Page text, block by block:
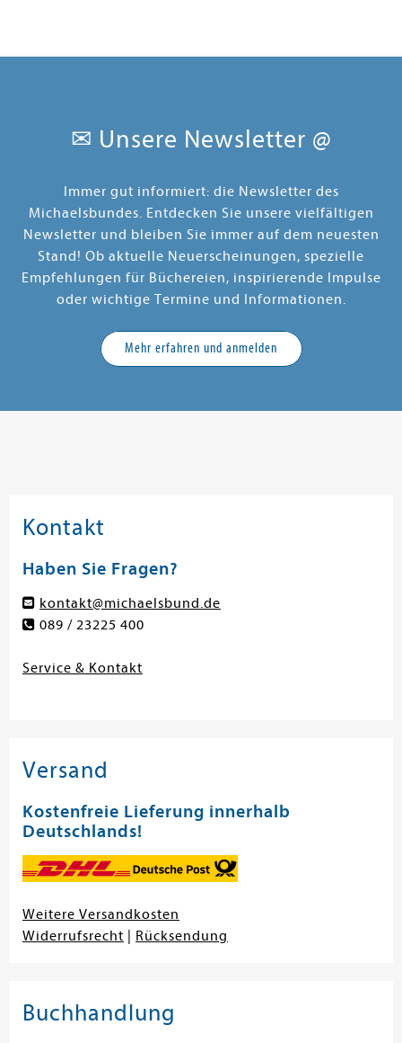
✉ Unsere Newsletter @
Immer gut informiert: die Newsletter des
Michaelsbundes. Entdecken Sie unsere vielfältigen
Newsletter und bleiben Sie immer auf dem neuesten
Stand! Ob aktuelle Neuerscheinungen, spezielle
Empfehlungen für Büchereien, inspirierende Impulse
oder wichtige Termine und Informationen.
Mehr erfahren und anmelden
Kontakt
Haben Sie Fragen?
kontakt@michaelsbund.de
089 / 23225 400
Service & Kontakt
Versand
Kostenfreie Lieferung innerhalb
Deutschlands!
Weitere Versandkosten
Widerrufsrecht
Rücksendung
Buchhandlung